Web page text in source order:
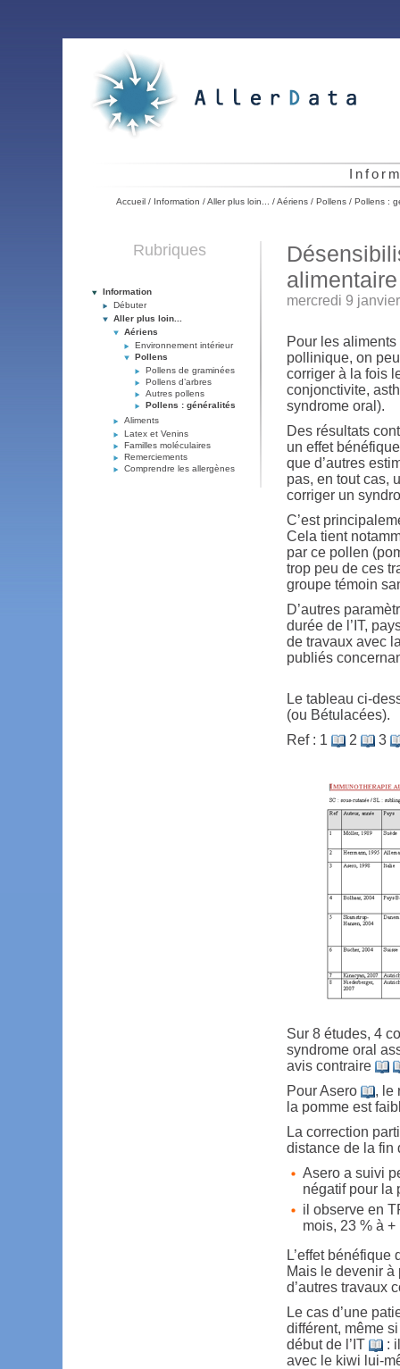
Accueil/ Information /Aller plus loin... /Aériens/ Pollens/ Pollens :
alimentaire
mercredi 9
Pour les
pollinique, on
corriger à la fois
conjonctivite,
syndrome oral).
Des résultats
un effet
que d’autres
pas, en tout cas,
corriger un
C’est
Cela tient
par ce pollen
trop peu de ces
groupe témoin
D’autres
durée de l’IT,
de travaux avec
publiés
Le tableau ci-
(ou Bétulacées).
Ref : 1
2 3
Sur 8 études, 4
syndrome oral
avis contraire
Pour Asero
, le
la pomme est
La correction
distance de la fin
Asero a suivi
négatif pour la
il observe en
mois, 23 % à
L’effet
Mais le devenir à
d’autres travaux
Le cas d’une
différent, même
début de l’IT
: il
avec le kiwi lui-
Rubriques
Information
Débuter
Aller plus loin...
Aériens
Environnement intérieur
Pollens
Pollens de graminées
Pollens d’arbres
Autres pollens
Pollens : généralités
Aliments
Latex et Venins
Familles moléculaires
Remerciements
Comprendre les allergènes